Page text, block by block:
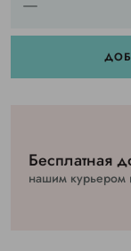
Бесплатная
нашим курьером